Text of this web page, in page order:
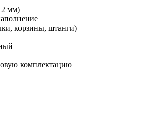
мм)
корзины, штанги)
комплектацию